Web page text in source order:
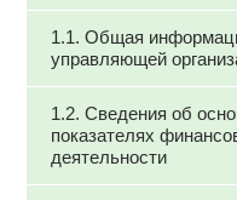
1.1. Общая
управляющей
1.2. Сведения об
показателях
деятельности